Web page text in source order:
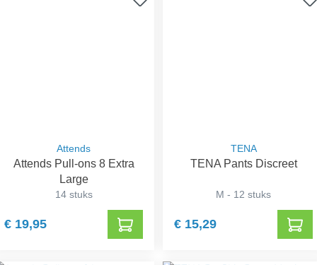
Attends
Attends Pull-ons 8 Extra
Large
14 stuks
€ 19,95
TENA
TENA Pants Discreet
M - 12 stuks
€ 15,29